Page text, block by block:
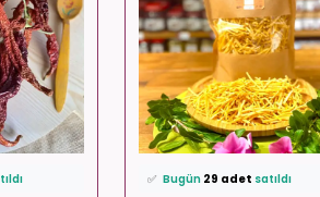
⭐️ Bu ürünü404 kişi
🛒 33 kişisepetine ekledi!
✅ Bugün 29 adet satıldı